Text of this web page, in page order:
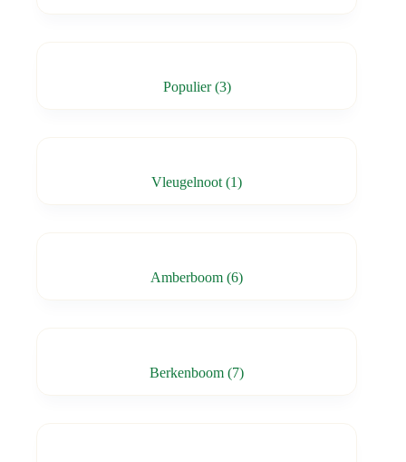
Populier(3)
Vleugelnoot(1)
Amberboom(6)
Berkenboom(7)